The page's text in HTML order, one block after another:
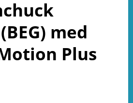
med
Plus